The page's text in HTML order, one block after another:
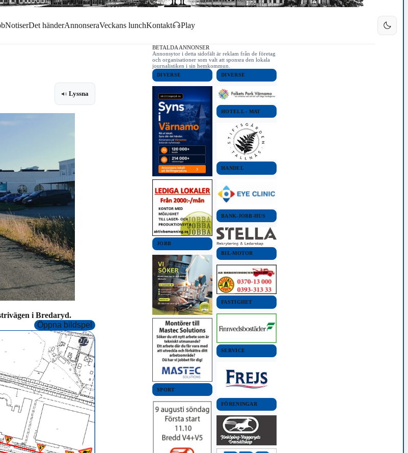
NotiserDet händerAnnonseraVeckans lunchKontakt Play
Lyssna
i Bredaryd.
Öppna bildspel
2/2
BETALDA ANNONSER
Annonsytor i detta sidofält är reklam från de företag
och organisationer som valt att sponsra den lokala
journalistiken i sin hemkommun.
DIVERSE
JOBB
SPORT
DIVERSE
HOTELL - MAT
HANDEL
BANK-JOBB-HUS
BIL-MOTOR
FASTIGHET
SERVICE
FÖRENINGAR